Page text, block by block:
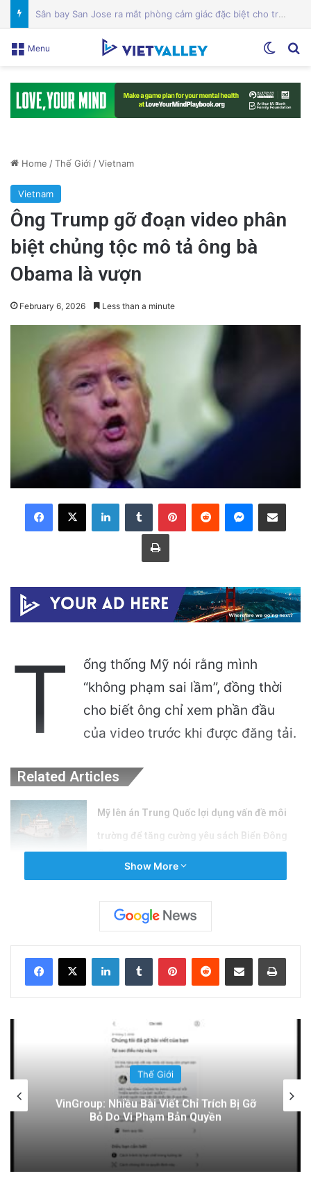
Mỹ lên án Trung Quốc lợi dụng vấn đề môi trường để tăng cường yêu sách Biển Đông
Menu
Home /Thế Giới /Vietnam
Vietnam
Ông Trump gỡ đoạn video phân
biệt chủng tộc mô tả ông bà
Obama là vượn
February 6, 2026 Less than a minute
LinkedInTumblr PinterestReddit Messenger
Share via Email
Print
T
ổng thống Mỹ nói rằng mình
“không phạm sai lầm”, đồng thời
cho biết ông chỉ xem phần đầu
của video trước khi được đăng tải.
Related Articles
Mỹ lên án Trung Quốc lợi dụng vấn đề môi
trường để tăng cường yêu sách Biển Đông
4 hours ago
Không Theo Xu Hướng Nhất Thể Hóa
15 hours ago
Đọc thêmRead More
Show More
LinkedInTumblr PinterestReddit Share via Email Print
Thế Giới
Điện Ảnh Bùng Nổ Cảm Xúc: Tại Sao
Hollywood Đang Đón Nhận Tình Dục Một
Cách Mạnh Mẽ?